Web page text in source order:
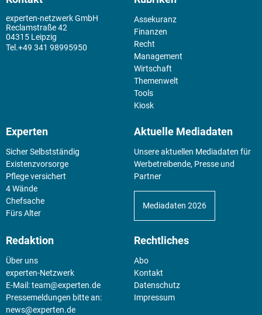
experten-netzwerk GmbH
Reclamstraße 42
04315 Leipzig
+49 341 98995950
Assekuranz
Finanzen
Recht
Management
Wirtschaft
Themenwelt
Tools
Kiosk
Experten
Sicher Selbstständig
Existenz­vorsorge
Pflege versichert
4 Wände
Chefsache
Fürs Alter
Aktuelle Mediadaten
Unsere aktuellen Mediadaten für
Werbetreibende, Presse und
Partner
Mediadaten 2026
Redaktion
Über uns
experten-Netzwerk
E-Mail:team@experten.de
Pressemeldungen bitte an:
news@experten.de
Rechtliches
Abo
Kontakt
Datenschutz
Impressum